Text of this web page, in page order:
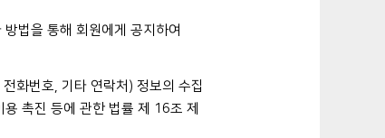
법을 통해 회원에게 공지하여
화번호, 기타 연락처) 정보의 수집
촉진 등에 관한 법률 제 16조 제